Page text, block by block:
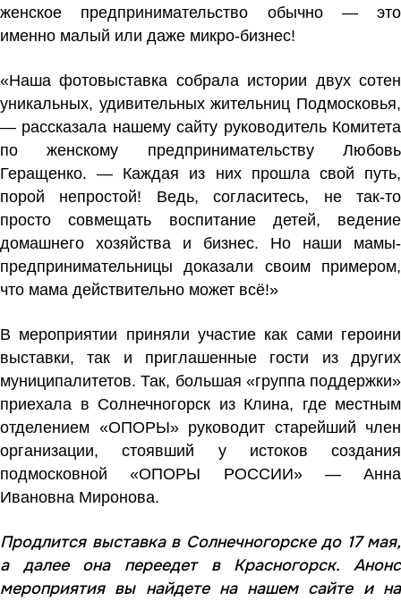
женское предпринимательство обычно — это
именно малый или даже микро-бизнес!
«Наша фотовыставка собрала истории двух сотен
уникальных, удивительных жительниц Подмосковья,
— рассказала нашему сайту руководитель Комитета
по женскому предпринимательству Любовь
Геращенко. — Каждая из них прошла свой путь,
порой непростой! Ведь, согласитесь, не так-то
просто совмещать воспитание детей, ведение
домашнего хозяйства и бизнес. Но наши мамы-
предпринимательницы доказали своим примером,
что мама действительно может всё!»
В мероприятии приняли участие как сами героини
выставки, так и приглашенные гости из других
муниципалитетов. Так, большая «группа поддержки»
приехала в Солнечногорск из Клина, где местным
отделением «ОПОРЫ»руководит старейший член
организации, стоявший у истоков создания
подмосковной «ОПОРЫ РОССИИ» — Анна
Ивановна Миронова.
Продлится выставка в Солнечногорске до 17 мая,
а далее она переедет в Красногорск. Анонс
мероприятия вы найдете на нашем сайте и на